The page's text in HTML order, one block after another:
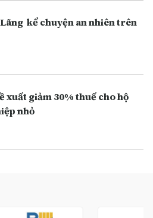
kể chuyện an nhiên trên
xuất giảm 30% thuế cho hộ
nhỏ